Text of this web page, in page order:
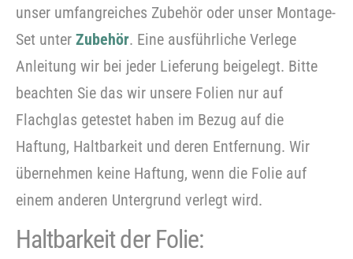
unser umfangreiches Zubehör oder unser Montage-
Set unter Zubehör. Eine ausführliche Verlege
Anleitung wir bei jeder Lieferung beigelegt. Bitte
beachten Sie das wir unsere Folien nur auf
Flachglas getestet haben im Bezug auf die
Haftung, Haltbarkeit und deren Entfernung. Wir
übernehmen keine Haftung, wenn die Folie auf
einem anderen Untergrund verlegt wird.
Haltbarkeit der Folie: